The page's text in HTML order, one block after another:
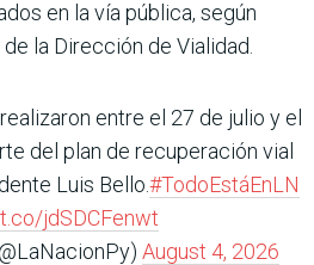
en la vía pública, según
la Dirección de Vialidad.
entre el 27 de julio y el
del plan de recuperación vial
Luis Bello.#TodoEstáEnLN
jdSDCFenwt
August 4, 2026